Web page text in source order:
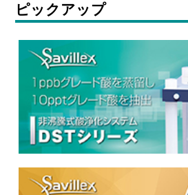
ピックアップ